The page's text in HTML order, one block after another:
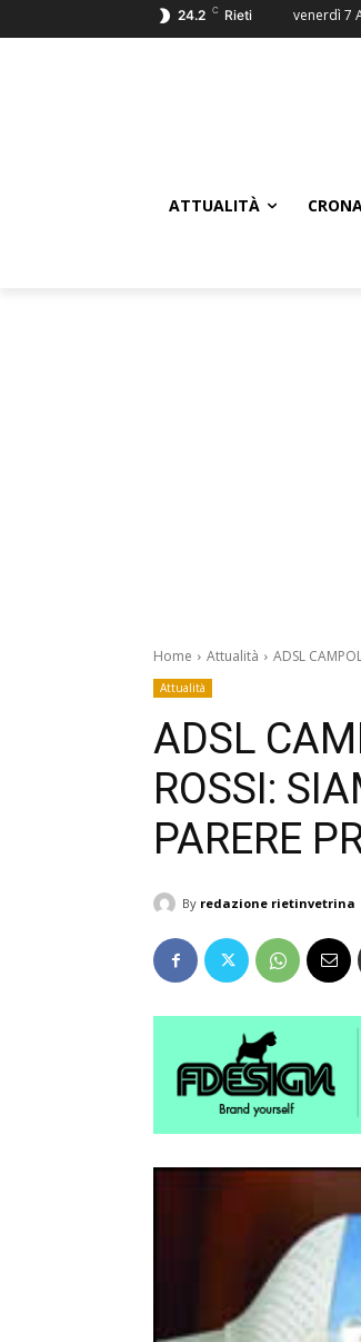
24.2 C Rieti venerdì 7
ATTUALITÀ
Home Attualità ADSL
Attualità
ADSL
ROSSI:
PARERE
By redazione rietinvetrina